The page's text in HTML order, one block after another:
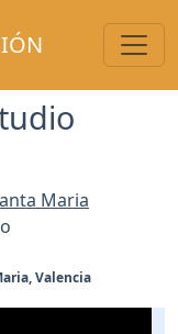
Maria
Valencia